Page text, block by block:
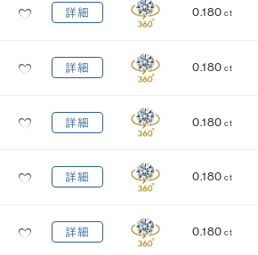
詳細 0.180 ct
詳細 0.180 ct
詳細 0.180 ct
詳細 0.180 ct
詳細 0.180 ct